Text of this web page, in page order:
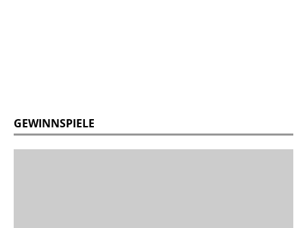
GEWINNSPIELE